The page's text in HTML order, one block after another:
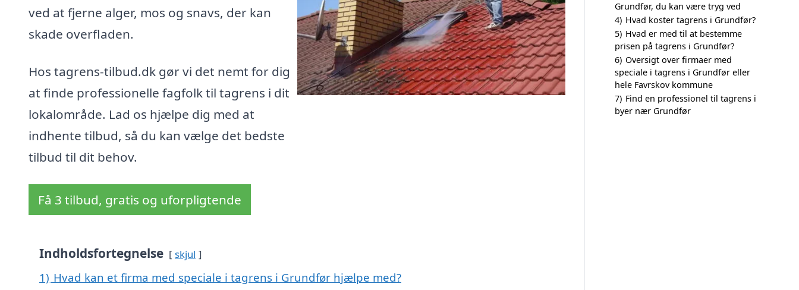
ved at fjerne alger, mos og snavs, der kan
skade overfladen.
Hos tagrens-tilbud.dk gør vi det nemt for dig
at finde professionelle fagfolk til tagrens i dit
lokalområde. Lad os hjælpe dig med at
indhente tilbud, så du kan vælge det bedste
tilbud til dit behov.
Få 3 tilbud, gratis og uforpligtende
Indholdsfortegnelse skjul
1) Hvad kan et firma med speciale i tagrens i Grundfør hjælpe med?
Grundfør, du kan være tryg ved
4) Hvad koster tagrens i Grundfør?
5) Hvad er med til at bestemme
prisen på tagrens i Grundfør?
6) Oversigt over firmaer med
speciale i tagrens i Grundfør eller
hele Favrskov kommune
7) Find en professionel til tagrens i
byer nær Grundfør